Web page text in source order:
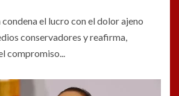
el lucro con el dolor ajeno
conservadores y reafirma,
compromiso...